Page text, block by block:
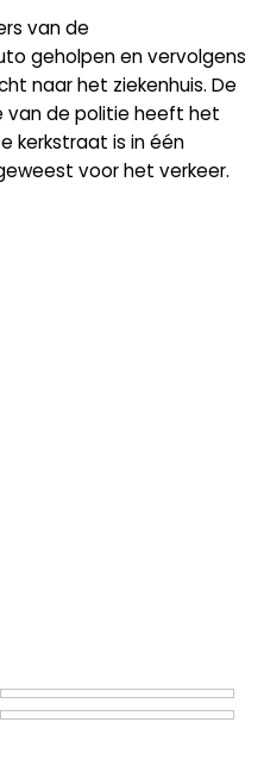
van de
geholpen en vervolgens
naar het ziekenhuis. De
van de politie heeft het
kerkstraat is in één
voor het verkeer.